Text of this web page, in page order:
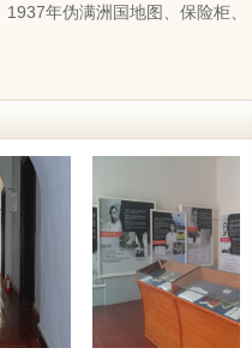
年伪满洲国地图、保险柜、